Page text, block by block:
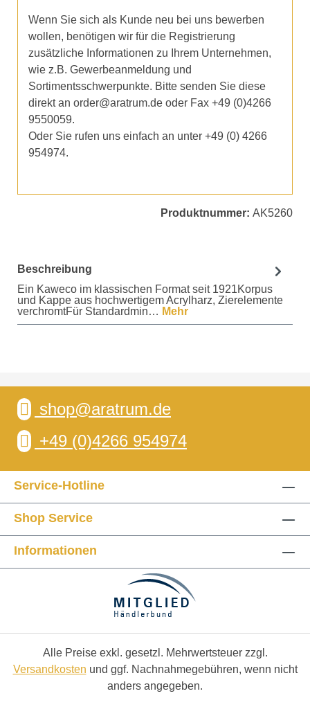
Wenn Sie sich als Kunde neu bei uns bewerben
wollen, benötigen wir für die Registrierung
zusätzliche Informationen zu Ihrem Unternehmen,
wie z.B. Gewerbeanmeldung und
Sortimentsschwerpunkte. Bitte senden Sie diese
direkt an order@aratrum.de oder Fax +49 (0)4266
9550059.
Oder Sie rufen uns einfach an unter +49 (0) 4266
954974.
Produktnummer: AK5260
Beschreibung
Ein Kaweco im klassischen Format seit 1921Korpus
und Kappe aus hochwertigem Acrylharz, Zierelemente
verchromtFür Standardmin… Mehr
shop@aratrum.de
+49 (0)4266 954974
Service-Hotline
Shop Service
Informationen
Alle Preise exkl. gesetzl. Mehrwertsteuer zzgl.
Versandkosten und ggf. Nachnahmegebühren, wenn nicht
anders angegeben.